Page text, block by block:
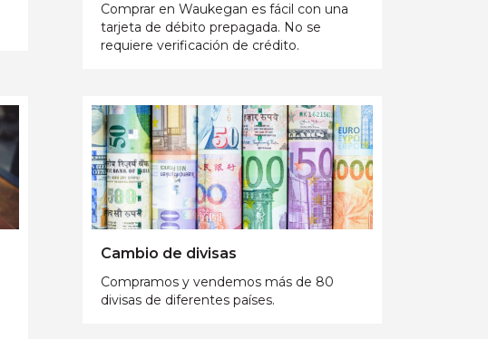
Comprar en Waukegan es fácil con una
tarjeta de débito prepagada. No se
requiere verificación de crédito.
Cambio de divisas
Compramos y vendemos más de 80
divisas de diferentes países.